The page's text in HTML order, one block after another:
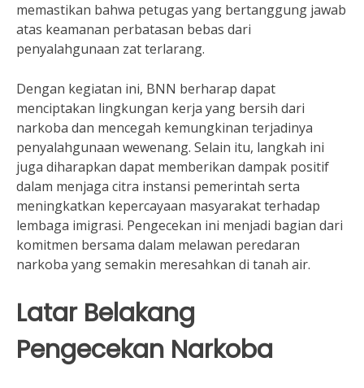
memastikan bahwa petugas yang bertanggung jawab
atas keamanan perbatasan bebas dari
penyalahgunaan zat terlarang.
Dengan kegiatan ini, BNN berharap dapat
menciptakan lingkungan kerja yang bersih dari
narkoba dan mencegah kemungkinan terjadinya
penyalahgunaan wewenang. Selain itu, langkah ini
juga diharapkan dapat memberikan dampak positif
dalam menjaga citra instansi pemerintah serta
meningkatkan kepercayaan masyarakat terhadap
lembaga imigrasi. Pengecekan ini menjadi bagian dari
komitmen bersama dalam melawan peredaran
narkoba yang semakin meresahkan di tanah air.
Latar Belakang
Pengecekan Narkoba